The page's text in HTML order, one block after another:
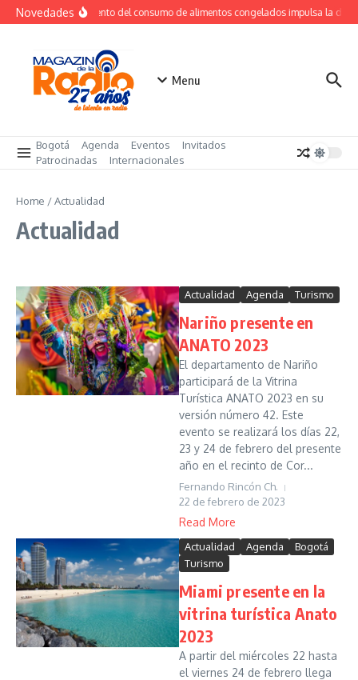
Saltar al contenido
NovedadesCrecimiento del consumo de alimentos congelados impulsa la
Menu
Bogotá Agenda Eventos
Invitados
Patrocinadas
Internacionales
Home /Actualidad
Actualidad
Actualidad Agenda Turismo
Nariño presente en
ANATO 2023
El departamento de Nariño
participará de la Vitrina
Turística ANATO 2023 en su
versión número 42. Este
evento se realizará los días 22,
23 y 24 de febrero del presente
año en el recinto de Cor...
Fernando Rincón Ch.
22 de febrero de 2023
Read More
Actualidad Agenda
Bogotá
Turismo
Miami presente en la
vitrina turística Anato
2023
A partir del miércoles 22 hasta
el viernes 24 de febrero llega